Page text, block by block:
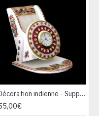
Décoration indienne - Support Bureau-Portable en Marbre